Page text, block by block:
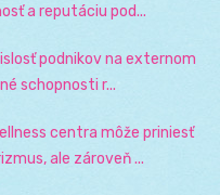
a reputáciu pod...
podnikov na externom
schopnosti r...
centra môže priniesť
ale zároveň ...